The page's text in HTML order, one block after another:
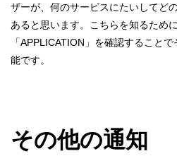
ザーが、何のサービスにたいしてど
あると思います。こちらを知るため
「APPLICATION」を確認すること
能です。
その他の通知